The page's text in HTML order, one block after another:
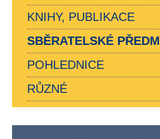
KNIHY, PUBLIKACE
SBĚRATELSKÉ
POHLEDNICE
RŮZNÉ